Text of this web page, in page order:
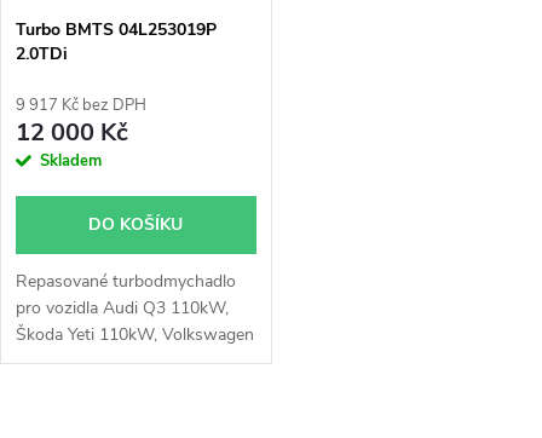
p
r
o
u
k
s
p
r
o
d
u
k
Turbo BMTS 04L253019P
2.0TDi
9 917 Kč bez DPH
12 000 Kč
Skladem
DO KOŠÍKU
Repasované turbodmychadlo
pro vozidla Audi Q3 110kW,
Škoda Yeti 110kW, Volkswagen
New Beetle 81kW, 110kW,